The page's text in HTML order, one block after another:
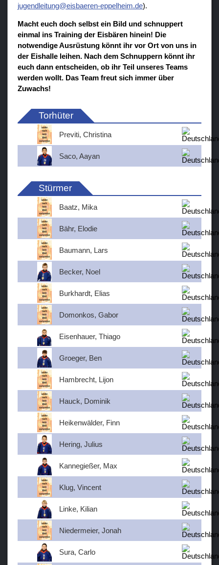
jugendleitung@eisbaeren-eppelheim.de).
Macht euch doch selbst ein Bild und schnuppert
einmal ins Training der Eisbären hinein! Die
notwendige Ausrüstung könnt ihr vor Ort von uns in
der Eishalle leihen. Nach dem Schnuppern könnt ihr
euch dann entscheiden, ob ihr Teil unseres Teams
werden wollt. Das Team freut sich immer über
Zuwachs!
Torhüter
Previti, Christina
Saco, Aayan
Stürmer
Baatz, Mika
Bähr, Elodie
Baumann, Lars
Becker, Noel
Burkhardt, Elias
Domonkos, Gabor
Eisenhauer, Thiago
Groeger, Ben
Hambrecht, Lijon
Hauck, Dominik
Heikenwälder, Finn
Hering, Julius
Kannegießer, Max
Klug, Vincent
Linke, Kilian
Niedermeier, Jonah
Sura, Carlo